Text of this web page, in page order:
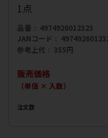
1点
品番
4974926012323
JANコード
参考上代
355円
販売価格
（単価 × 入数）
注文数